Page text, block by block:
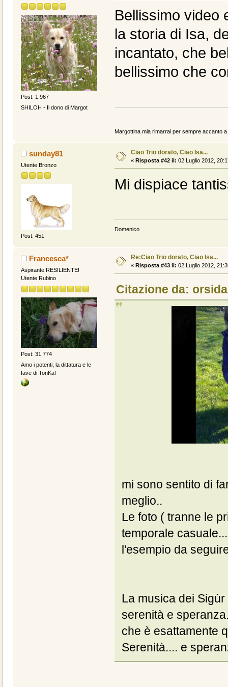
Post: 1.967
SHILOH - Il dono di Margot
Bellissimo video
la storia di Isa,
incantato, che
bellissimo che
Margottina mia rimarrai per sempre accanto a
sunday81
Utente Bronzo
Post: 451
Ciao Trio dorato, Ciao Isa...
« Risposta #42 il: 02 Luglio 2012,
Mi dispiace
Domenico
Francesca*
Aspirante RESILIENTE!
Utente Rubino
Post: 31.774
Amo i potenti, la dittatura e le
fave di TonKa!
Re:Ciao Trio dorato, Ciao Isa...
« Risposta #43 il: 02 Luglio 2012,
Citazione da:
mi sono sentito di
meglio..
Le foto ( tranne le
temporale
l'esempio da
La musica dei
serenità e
che è esattamente
Serenità.... e